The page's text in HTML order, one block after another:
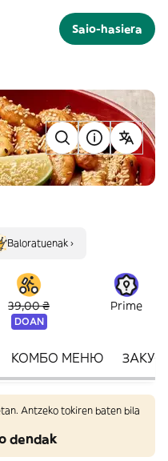
Saio-hasiera
Baloratuenak ›
39,00 ₴
DOAN
Prime
КОМБО МЕНЮ
Antzeko tokiren baten bila
dendak